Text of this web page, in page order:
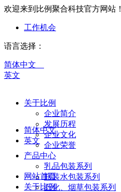
欢迎来到比例聚合科技官方网站！
工作机会
语言选择：
简体中文
英文
关于比例
企业简介
发展历程
企业文化
企业荣誉
产品中心
乳品包装系列
瓶装水包装系列
石化、烟草包装系列
简体中文
英文
网站首页
关于比例